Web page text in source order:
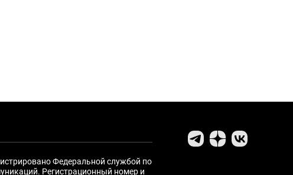
Федеральной службой по
Регистрационный номер и